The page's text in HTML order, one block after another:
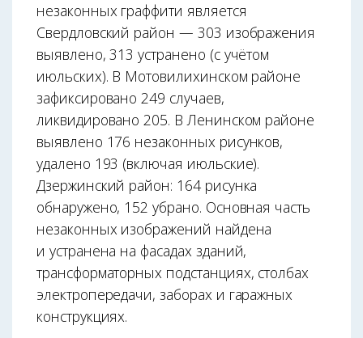
незаконных граффити является
Свердловский район — 303 изображения
выявлено, 313 устранено (с учётом
июльских). В Мотовилихинском районе
зафиксировано 249 случаев,
ликвидировано 205. В Ленинском районе
выявлено 176 незаконных рисунков,
удалено 193 (включая июльские).
Дзержинский район: 164 рисунка
обнаружено, 152 убрано. Основная часть
незаконных изображений найдена
и устранена на фасадах зданий,
трансформаторных подстанциях, столбах
электропередачи, заборах и гаражных
конструкциях.